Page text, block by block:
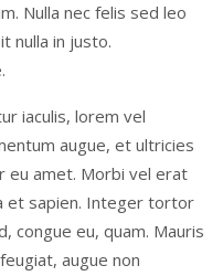
Nulla nec felis sed leo
nulla in justo.
iaculis, lorem vel
augue, et ultricies
eu amet. Morbi vel erat
et sapien. Integer tortor
congue eu, quam. Mauris
augue non